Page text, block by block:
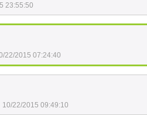
23:55:50
22/2015 07:24:40
10/22/2015 09:49:10